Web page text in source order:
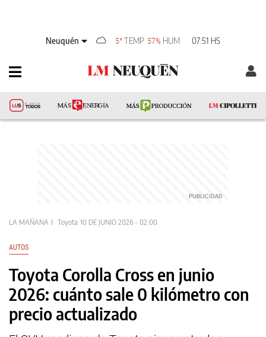
Neuquén 5° TEMP 57% HUM 07:51 HS
LA MAÑANA Toyota 10 DE JUNIO 2026 - 02:00
AUTOS
Toyota Corolla Cross en junio
2026: cuánto sale 0 kilómetro con
precio actualizado